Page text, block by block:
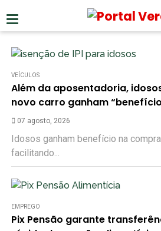
VEÍCULOS
Além da aposentadoria,
novo carro ganham
07 agosto, 2026
Idosos ganham benefício na
facilitando...
EMPREGO
Pix Pensão garante